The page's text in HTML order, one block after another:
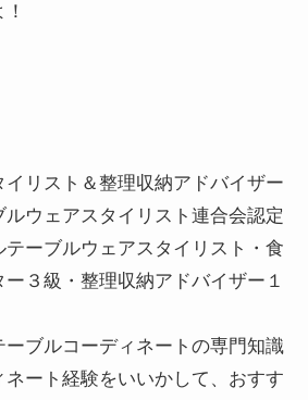
リスト＆整理収納アドバイザー
ウェアスタイリスト連合会認定
ーブルウェアスタイリスト・食
３級・整理収納アドバイザー１
ーブルコーディネートの専門知識
ート経験をいいかして、おすす